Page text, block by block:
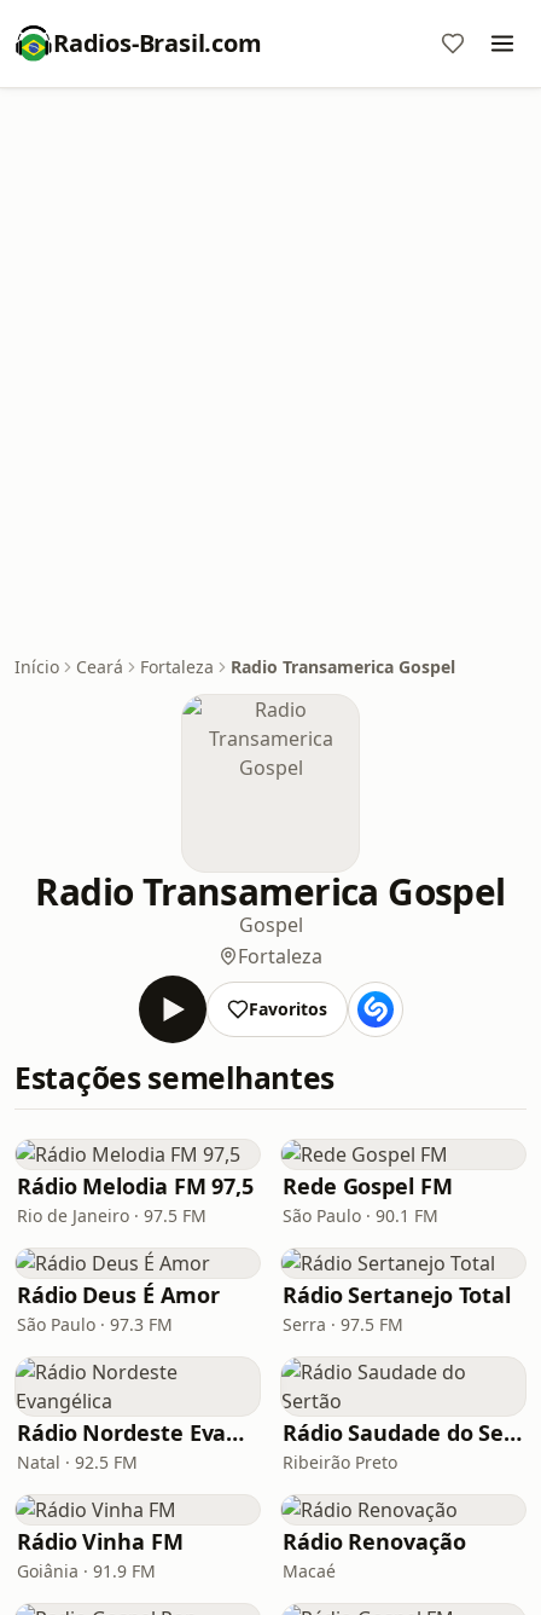
Radios-Brasil.com
Início Ceará Fortaleza Radio Transamerica Gospel
Radio Transamerica Gospel
Gospel
Fortaleza
Favoritos
Estações semelhantes
Rádio Melodia FM 97,5
Rio de Janeiro · 97.5 FM
Rede Gospel FM
São Paulo · 90.1 FM
Rádio Deus É Amor
São Paulo · 97.3 FM
Rádio Sertanejo Total
Serra · 97.5 FM
Rádio Nordeste Evangélica
Natal · 92.5 FM
Rádio Saudade do Sertão
Ribeirão Preto
Rádio Vinha FM
Goiânia · 91.9 FM
Rádio Renovação
Macaé